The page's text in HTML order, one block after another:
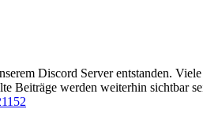
Discord Server entstanden.
Beiträge werden weiterhin sichtbar